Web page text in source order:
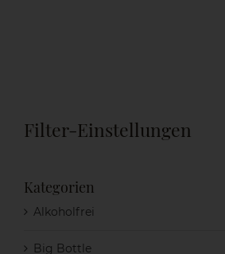
Filter-Einstellungen
Kategorien
Alkoholfrei
Big Bottle